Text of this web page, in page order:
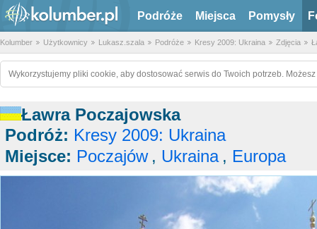
Podróże Miejsca Pomysły
Kolumber Użytkownicy Lukasz.szala Podróże Kresy 2009: Ukraina Zdjęcia
Wykorzystujemy pliki cookie, aby dostosować serwis do Twoich potrzeb.
Ławra Poczajowska
Podróż: Kresy 2009: Ukraina
Miejsce: Poczajów , Ukraina , Europa